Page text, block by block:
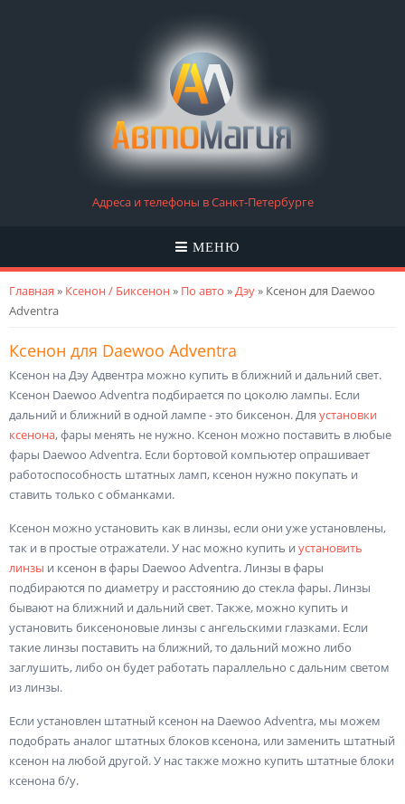
Адреса и телефоны в Санкт-Петербурге
МЕНЮ
Вы здесь
Главная » Ксенон / Биксенон» По авто »Дэу» Ксенон для Daewoo
Adventra
Ксенон для Daewoo Adventra
Ксенон на Дэу Адвентра можно купить в ближний и дальний свет.
Ксенон Daewoo Adventra подбирается по цоколю лампы. Если
дальний и ближний в одной лампе - это биксенон. Для установки
ксенона, фары менять не нужно. Ксенон можно поставить в любые
фары Daewoo Adventra. Если бортовой компьютер опрашивает
работоспособность штатных ламп, ксенон нужно покупать и
ставить только с обманками.
Ксенон можно установить как в линзы, если они уже установлены,
так и в простые отражатели. У нас можно купить и установить
линзы и ксенон в фары Daewoo Adventra. Линзы в фары
подбираются по диаметру и расстоянию до стекла фары. Линзы
бывают на ближний и дальний свет. Также, можно купить и
установить биксеноновые линзы с ангельскими глазками. Если
такие линзы поставить на ближний, то дальний можно либо
заглушить, либо он будет работать параллельно с дальним светом
из линзы.
Если установлен штатный ксенон на Daewoo Adventra, мы можем
подобрать аналог штатных блоков ксенона, или заменить штатный
ксенон на любой другой. У нас также можно купить штатные блоки
ксенона б/у.